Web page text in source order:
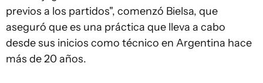
previos a los partidos", comenzó Bielsa, que
aseguró que es una práctica que lleva a cabo
desde sus inicios como técnico en Argentina hace
más de 20 años.